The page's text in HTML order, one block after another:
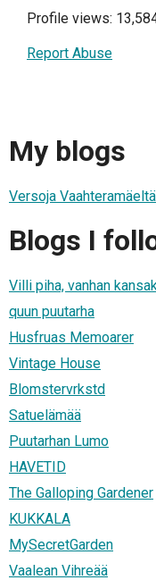
Profile views:
Report Abuse
My blogs
Versoja Vaahteramäeltä
Blogs I
Villi piha, vanhan
quun puutarha
Husfruas Memoarer
Vintage House
Blomstervrkstd
Satuelämää
Puutarhan Lumo
HAVETID
The Galloping Gardener
KUKKALA
MySecretGarden
Vaalean Vihreää